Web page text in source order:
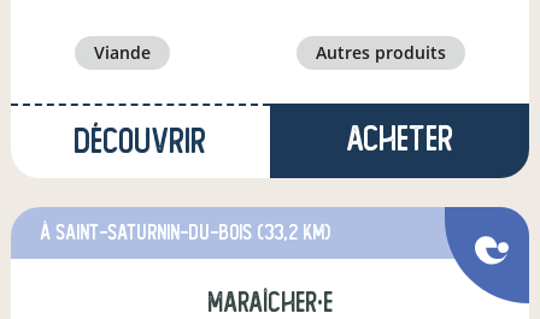
viande autres produits
Découvrir Acheter
à Saint-Saturnin-du-Bois (33,2 km)
maraîcher·e